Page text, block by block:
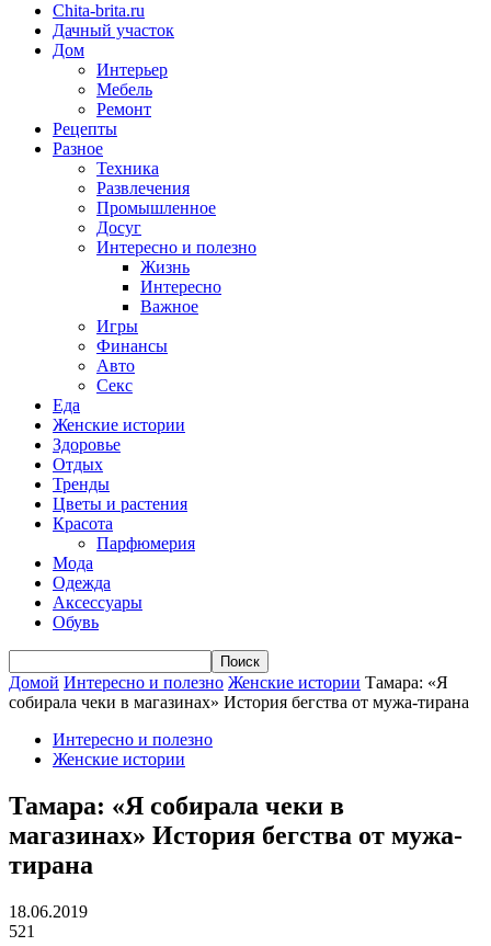
Chita-brita.ru
Дачный участок
Дом
Интерьер
Мебель
Ремонт
Рецепты
Разное
Техника
Развлечения
Промышленное
Досуг
Интересно и полезно
Жизнь
Интересно
Важное
Игры
Финансы
Авто
Секс
Еда
Женские истории
Здоровье
Отдых
Тренды
Цветы и растения
Красота
Парфюмерия
Мода
Одежда
Аксессуары
Обувь
Домой Интересно и полезно Женские истории Тамара: «Я
собирала чеки в магазинах» История бегства от мужа-тирана
Интересно и полезно
Женские истории
Тамара: «Я собирала чеки в
магазинах» История бегства от мужа-
тирана
18.06.2019
521